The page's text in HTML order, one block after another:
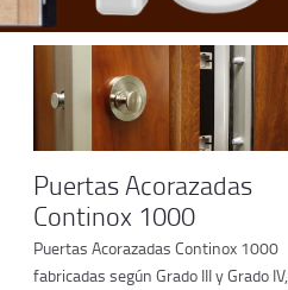
Puertas Acorazadas
Continox 1000
Puertas Acorazadas Continox 1000
fabricadas según Grado III y Grado IV,